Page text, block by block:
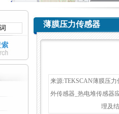
薄膜压力传感器
来源:TEKSCAN薄膜压力
外传感器_热电堆传感器
理及